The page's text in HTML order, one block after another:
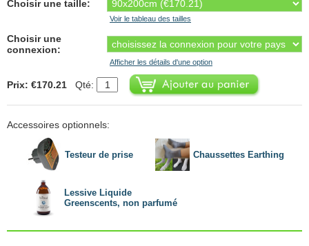
Choisir une taille:
Voir le tableau des tailles
Choisir une
connexion:
Afficher les détails d'une option
Prix: €170.21 Qté:
Accessoires optionnels:
Testeur de prise Chaussettes Earthing
Lessive Liquide
Greenscents, non parfumé